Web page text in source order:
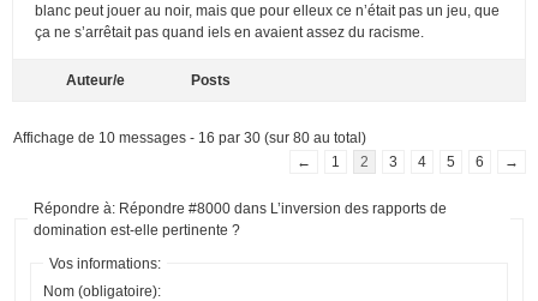
blanc peut jouer au noir, mais que pour elleux ce n’était pas un jeu, que
ça ne s’arrêtait pas quand iels en avaient assez du racisme.
Auteur/e Posts
Affichage de 10 messages - 16 par 30 (sur 80 au total)
←
1 2 3 4 5 6 →
Répondre à: Répondre #8000 dans L’inversion des rapports de
domination est-elle pertinente ?
Vos informations:
Nom (obligatoire):